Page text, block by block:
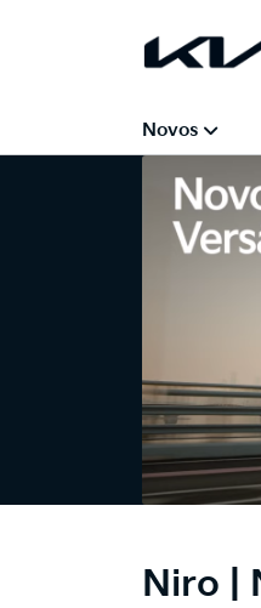
Novos
Niro |